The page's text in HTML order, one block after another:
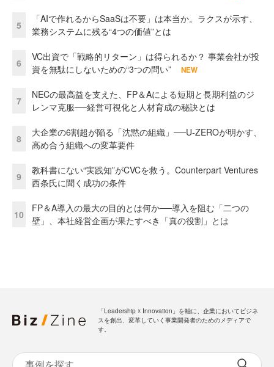
5
「AIで作れるからSaaSは不要」は本当か。ラクスが示す、
業務システムに残る“4つの価値”とは
6
VC出資で「戦略的リターン」は得られるか？ 事業会社が投
資を無駄にしないための“3つの問い”
NEW
7
NECの最高益を支えた、FP＆Aによる短期と長期利益のジ
レンマ克服──経営可視化と人材育成の秘訣とは
8
大企業の6割超が陥る「沈黙の組織」──U-ZEROが明かす、
高め合う組織への変革要件
9
教科書にない“実践知”がCVCを救う。Counterpart Ventures
西条氏に聞く成功の条件
10
FP＆A導入の最大の目的とは何か──導入を阻む「二つの
壁」、本社経営企画が果たすべき「真の役割」とは
「Leadership ☓ Innovation」を軸に、企業においてビジネ
スを創出、変革していく事業開発者のためのメディアで
す。